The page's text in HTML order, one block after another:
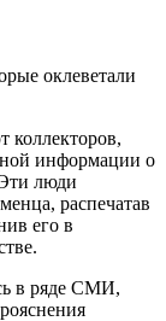
коллекторов,
информации о
люди
распечатав
его в
в ряде СМИ,